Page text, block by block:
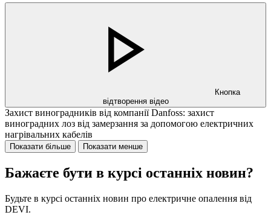
Кнопка
відтворення відео
Захист виноградників від компанії Danfoss: захист
виноградних лоз від замерзання за допомогою електричних
нагрівальних кабелів
Показати більше Показати менше
Бажаєте бути в курсі останніх новин?
Будьте в курсі останніх новин про електричне опалення від
DEVI.